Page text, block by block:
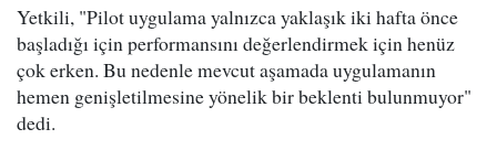
Yetkili, "Pilot uygulama yalnızca yaklaşık iki hafta önce
başladığı için performansını değerlendirmek için henüz
çok erken. Bu nedenle mevcut aşamada uygulamanın
hemen genişletilmesine yönelik bir beklenti bulunmuyor"
dedi.